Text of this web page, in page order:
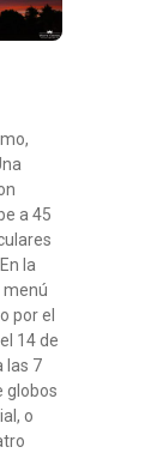
a 45
la
por el
14 de
las 7
globos
o